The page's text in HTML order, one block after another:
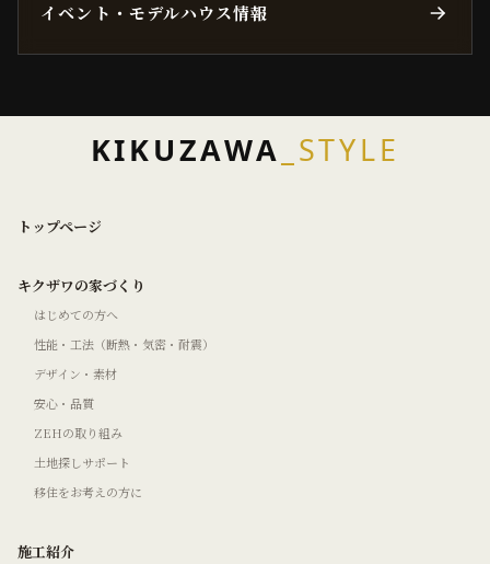
イベント・モデルハウス情報
KIKUZAWA _STYLE
トップページ
キクザワの家づくり
はじめての方へ
性能・工法（断熱・気密・耐震）
デザイン・素材
安心・品質
ZEHの取り組み
土地探しサポート
移住をお考えの方に
施工紹介